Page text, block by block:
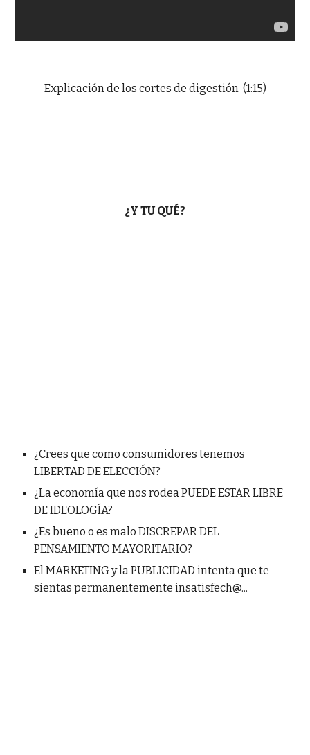
Explicación de los cortes de digestión (1:15)
¿Y TU QUÉ?
¿Crees que como consumidores tenemos
LIBERTAD DE ELECCIÓN?
¿La economía que nos rodea PUEDE ESTAR LIBRE
DE IDEOLOGÍA?
¿Es bueno o es malo DISCREPAR DEL
PENSAMIENTO MAYORITARIO?
El MARKETING y la PUBLICIDAD intenta que te
sientas permanentemente insatisfech@...